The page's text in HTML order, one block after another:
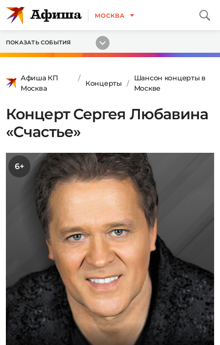
МОСКВА
ПОКАЗАТЬ СОБЫТИЯ
Афиша КП
Москва
Концерты
Шансон концерты в
Москве
Концерт Сергея Любавина
«Счастье»
6+